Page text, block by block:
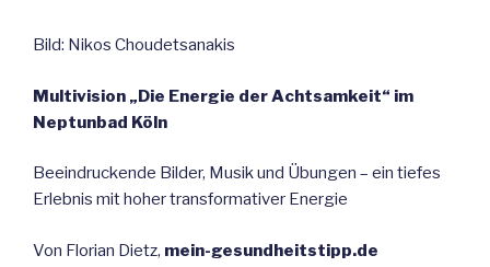
Bild: Nikos Choudetsanakis
Multivision „Die Energie der Achtsamkeit“ im
Neptunbad Köln
Beeindruckende Bilder, Musik und Übungen – ein tiefes
Erlebnis mit hoher transformativer Energie
Von Florian Dietz, mein-gesundheitstipp.de